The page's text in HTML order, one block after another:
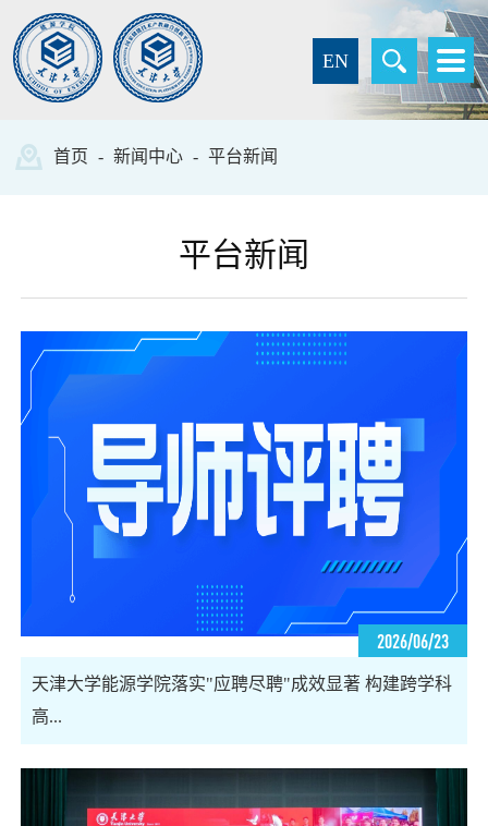
EN
首页 - 新闻中心 - 平台新闻
平台新闻
2026/06/23
天津大学能源学院落实"应聘尽聘"成效显著 构建跨学科
高...